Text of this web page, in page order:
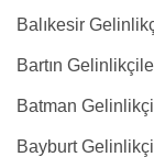
Balıkesir
Bartın
Batman
Bayburt